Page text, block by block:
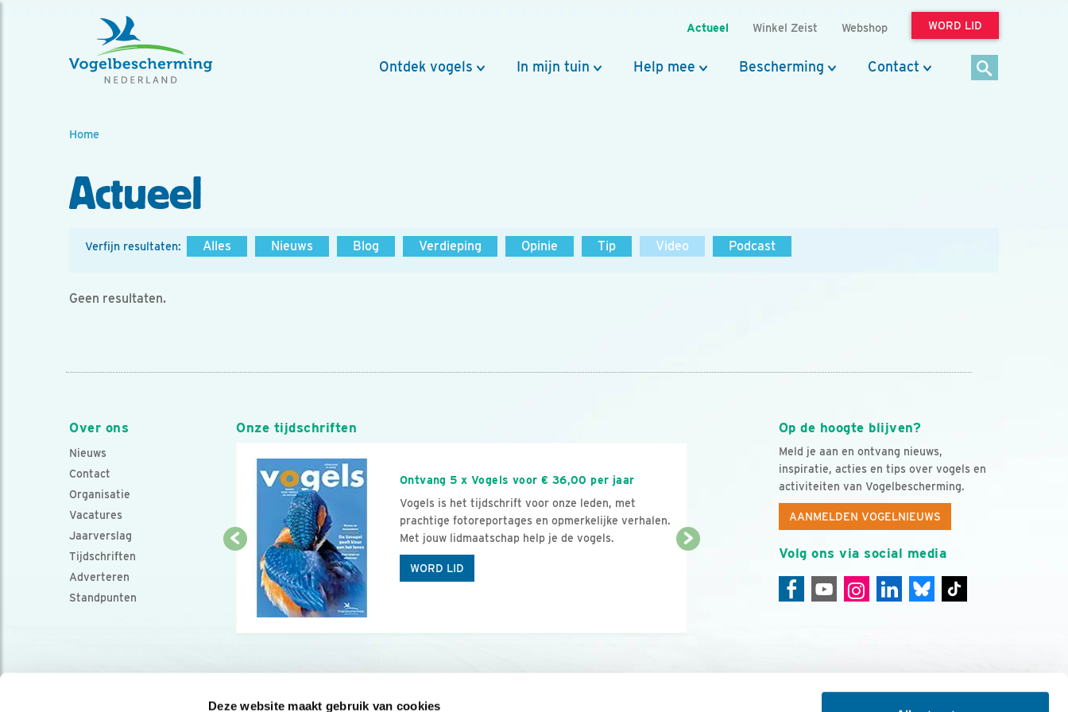
Deze website maakt gebruik van cookies
Actueel Winkel Zeist Webshop WORD LID
Ontdek vogels In mijn tuin Help mee Bescherming Contact
Home
Actueel
Verfijn resultaten: Alles Nieuws Blog Verdieping Opinie Tip Video Podcast
Geen resultaten.
Over ons
Nieuws
Contact
Organisatie
Vacatures
Jaarverslag
Tijdschriften
Adverteren
Standpunten
Op de hoogte blijven?
Meld je aan en ontvang nieuws,
inspiratie, acties en tips over vogels en
activiteiten van Vogelbescherming.
AANMELDEN VOGELNIEUWS
Volg ons via social media
Onze tijdschriften
Ontvang 5 x Vogels voor € 36,00 per jaar
Vogels is het tijdschrift voor onze leden, met
prachtige fotoreportages en opmerkelijke verhalen.
Met jouw lidmaatschap help je de vogels.
WORD LID